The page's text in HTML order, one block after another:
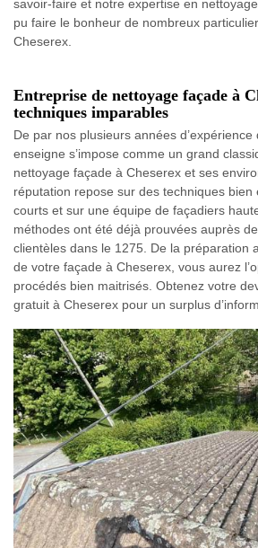
savoir-faire et notre expertise en
pu faire le bonheur de nombreux
Cheserex.
Entreprise de nettoyage façade à
techniques imparables
De par nos plusieurs années
enseigne s’impose comme un grand
nettoyage façade à Cheserex et ses
réputation repose sur des techniques bien
courts et sur une équipe de façadiers
méthodes ont été déjà prouvées auprès
clientèles dans le 1275. De la préparation
de votre façade à Cheserex, vous aurez
procédés bien maitrisés. Obtenez votre
gratuit à Cheserex pour un surplus